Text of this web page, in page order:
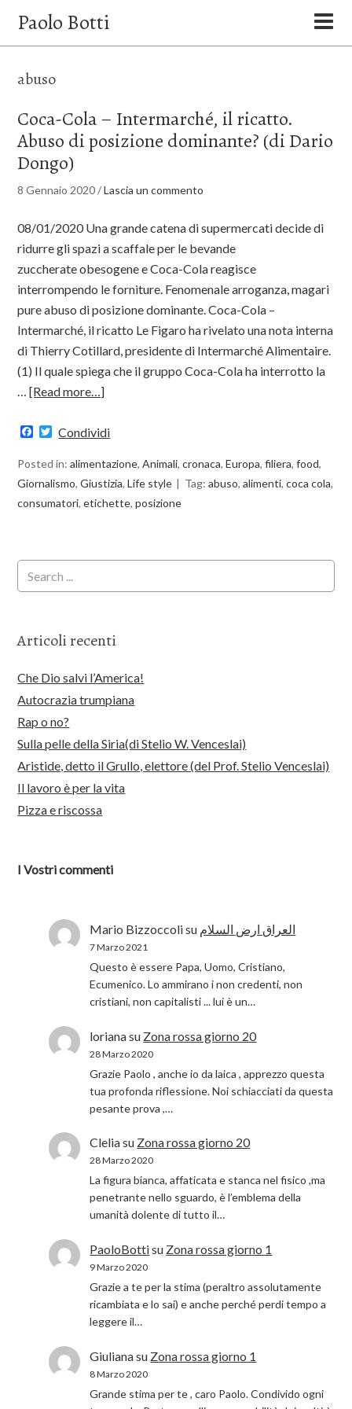
Paolo Botti
abuso
Coca-Cola – Intermarché, il ricatto.
Abuso di posizione dominante? (di Dario
Dongo)
8 Gennaio 2020/Lascia un commento
08/01/2020 Una grande catena di supermercati decide di
ridurre gli spazi a scaffale per le bevande
zuccherate obesogene e Coca-Cola reagisce
interrompendo le forniture. Fenomenale arroganza, magari
pure abuso di posizione dominante. Coca-Cola –
Intermarché, il ricatto Le Figaro ha rivelato una nota interna
di Thierry Cotillard, presidente di Intermarché Alimentaire.
(1) Il quale spiega che il gruppo Coca-Cola ha interrotto la
…[Read more…]
Facebook
Twitter
Condividi
Posted in:alimentazione,Animali,cronaca,Europa,filiera,food,
Giornalismo,Giustizia,Life style Tag:abuso,alimenti,coca cola,
consumatori,etichette,posizione
Articoli recenti
Che Dio salvi l’America!
Autocrazia trumpiana
Rap o no?
Sulla pelle della Siria(di Stelio W. Venceslai)
Aristide, detto il Grullo, elettore (del Prof. Stelio Venceslai)
Il lavoro è per la vita
Pizza e riscossa
I Vostri commenti
Mario Bizzoccolisu العراق ارض السلام
7 Marzo 2021
Questo è essere Papa, Uomo, Cristiano,
Ecumenico. Lo ammirano i non credenti, non
cristiani, non capitalisti ... lui è un…
lorianasu Zona rossa giorno 20
28 Marzo 2020
Grazie Paolo , anche io da laica , apprezzo questa
tua profonda riflessione. Noi schiacciati da questa
pesante prova ,…
Cleliasu Zona rossa giorno 20
28 Marzo 2020
La figura bianca, affaticata e stanca nel fisico ,ma
penetrante nello sguardo, è l’emblema della
umanità dolente di tutto il…
PaoloBottisu Zona rossa giorno 1
9 Marzo 2020
Grazie a te per la stima (peraltro assolutamente
ricambiata e lo sai) e anche perché perdi tempo a
leggere il…
Giulianasu Zona rossa giorno 1
8 Marzo 2020
Grande stima per te , caro Paolo. Condivido ogni